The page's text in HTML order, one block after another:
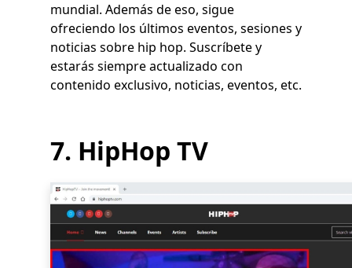
mundial. Además de eso, sigue
ofreciendo los últimos eventos, sesiones y
noticias sobre hip hop. Suscríbete y
estarás siempre actualizado con
contenido exclusivo, noticias, eventos, etc.
7. HipHop TV